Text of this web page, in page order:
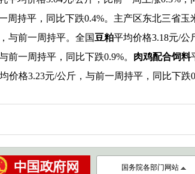
周持平，同比下跌0.4%。主产区东北三省玉
与前一周持平。全国豆粕平均价格3.18元/公
前一周持平，同比下跌0.9%。 肉鸡配合饲料
价格3.23元/公斤，与前一周持平，同比下跌
国务院各部门网站